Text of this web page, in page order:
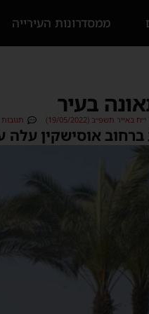
ממסדרונות העירייה
י״ח באייר תשפ״ב (19/05/2022) תגובות
אוסישקין עלה